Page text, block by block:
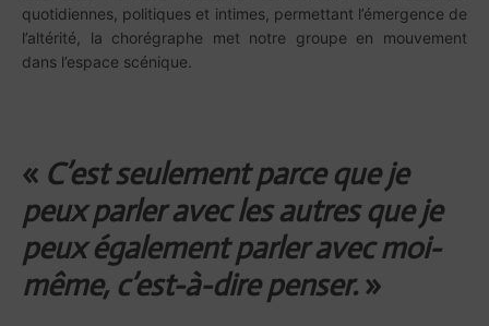
quotidiennes, politiques et intimes, permettant l’émergence de
l’altérité, la chorégraphe met notre groupe en mouvement
dans l’espace scénique.
« C’est seulement parce que je
peux parler avec les autres que je
peux également parler avec moi-
même, c’est-à-dire penser. »